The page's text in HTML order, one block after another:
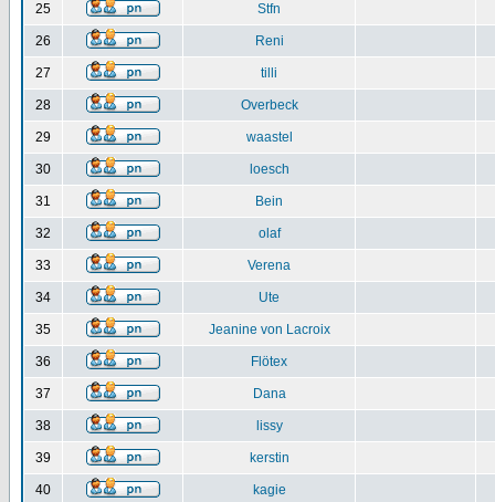
25 Stfn
26 Reni
27 tilli
28 Overbeck
29 waastel
30 loesch
31 Bein
32 olaf
33 Verena
34 Ute
35 Jeanine von Lacroix
36 Flötex
37 Dana
38 lissy
39 kerstin
40 kagie